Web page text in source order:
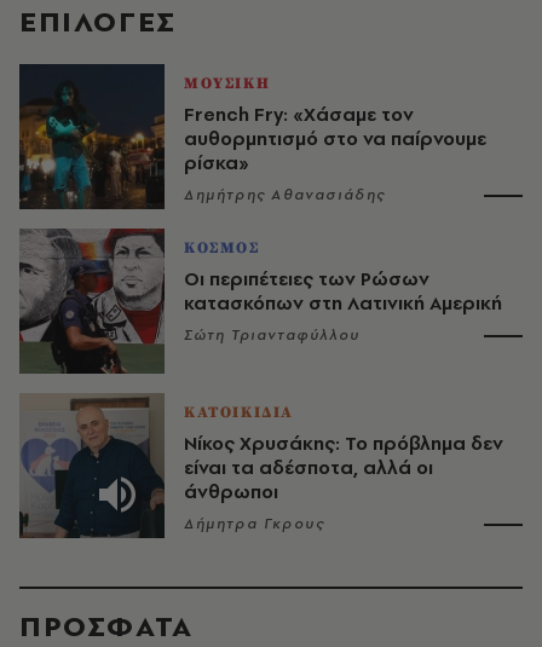
EΠΙΛΟΓΈΣ
ΜΟΥΣΙΚΗ
French Fry: «Χάσαμε τον
αυθορμητισμό στο να παίρνουμε
ρίσκα»
Δημήτρης Αθανασιάδης
ΚΟΣΜΟΣ
Οι περιπέτειες των Ρώσων
κατασκόπων στη Λατινική Αμερική
Σώτη Τριανταφύλλου
ΚΑΤΟΙΚΙΔΙΑ
Νίκος Χρυσάκης: Το πρόβλημα δεν
είναι τα αδέσποτα, αλλά οι
άνθρωποι
Δήμητρα Γκρους
ΠΡΟΣΦΑΤΑ